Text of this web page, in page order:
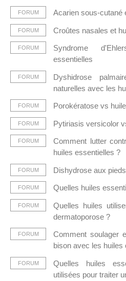
FORUM Acarien sous-cutané
FORUM Croûtes nasales et
FORUM
Syndrome
essentielles
FORUM
Dyshidrose
naturelles avec les
FORUM Porokératose vs
FORUM Pytiriasis versicolor
FORUM
Comment lutter
huiles essentielles ?
FORUM Dishydrose aux
FORUM Quelles huiles
FORUM
Quelles huiles
dermatoporose ?
FORUM
Comment soulager
bison avec les huiles
FORUM
Quelles huiles
utilisées pour traiter